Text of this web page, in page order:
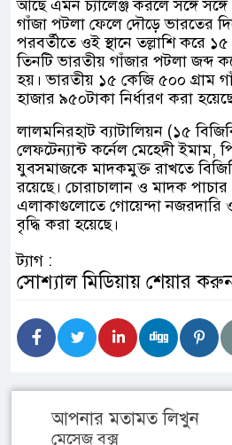
আছে এমন চ্যালেঞ্জ করলে সঙ্গে
গাঁজা পটলা ফেলে দৌড়ে ভারতের
পরবর্তীতে ওই স্থানে তল্লাশি করে
তিনটি ভারতীয় গাঁজার পটলা জব্দ
হয়। ভারতীয় ১৫ কেজি ৫০০ গ্রাম
হাজার ৯৫০টাকা নির্ধারণ করা
লালমনিরহাট ব্যাটালিয়ন (১৫
লেফটেন্যান্ট কর্নেল মেহেদী ইমাম,
যুবসমাজকে মাদকমুক্ত রাখতে
রয়েছে। চোরাচালান ও মাদক পাচার
এলাকাগুলোতে গোয়েন্দা
বৃদ্ধি করা হয়েছে।
ট্যাগ :
সোশ্যাল মিডিয়ায় শেয়ার
আপনার মতামত লিখুন
মেসেজ বক্স